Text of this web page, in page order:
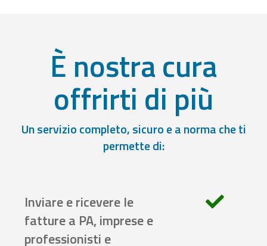
È nostra cura
offrirti di più
Un servizio completo, sicuro e a norma che ti
permette di:
Inviare e ricevere le
fatture a PA, imprese e
professionisti e